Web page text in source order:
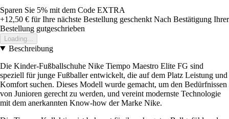
Sparen Sie 5% mit dem Code EXTRA
+12,50 € für Ihre nächste Bestellung geschenkt Nach Bestätigung Ihrer
Bestellung gutgeschrieben
Loading...
Beschreibung
Die Kinder-Fußballschuhe Nike Tiempo Maestro Elite FG sind
speziell für junge Fußballer entwickelt, die auf dem Platz Leistung und
Komfort suchen. Dieses Modell wurde gemacht, um den Bedürfnissen
von Junioren gerecht zu werden, und vereint modernste Technologie
mit dem anerkannten Know-how der Marke Nike.